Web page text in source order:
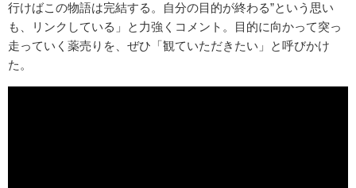
行けばこの物語は完結する。自分の目的が終わる”という思い
も、リンクしている」と力強くコメント。目的に向かって突っ
走っていく薬売りを、ぜひ「観ていただきたい」と呼びかけ
た。